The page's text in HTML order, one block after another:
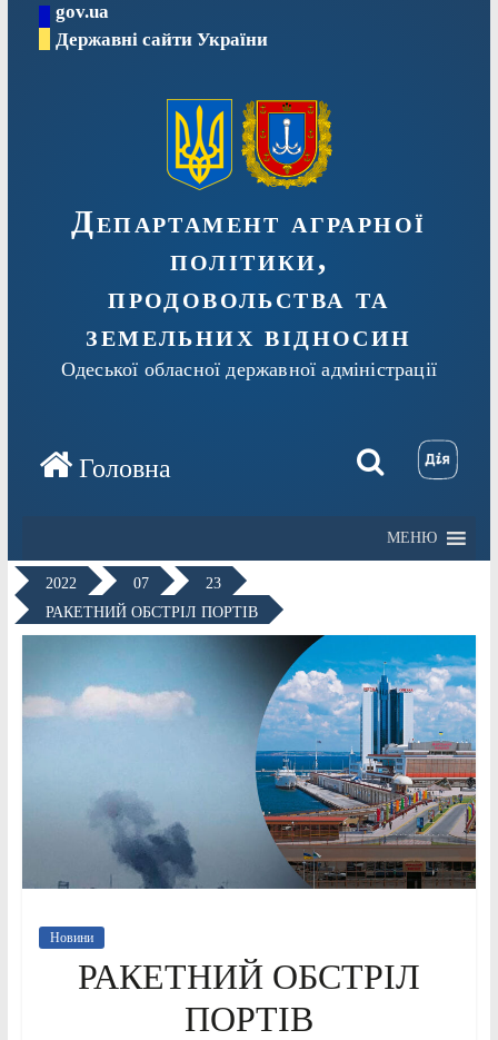
Перейтиgov.ua
Державні сайти України
Департамент аграрної
політики,
продовольства та
земельних відносин
Одеської обласної державної адміністрації
МЕНЮ
2022 07
23
РАКЕТНИЙ ОБСТРІЛ ПОРТІВ
Новини
РАКЕТНИЙ ОБСТРІЛ
ПОРТІВ